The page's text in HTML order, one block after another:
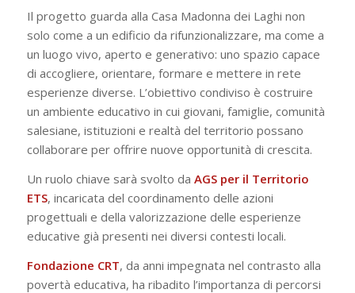
Il progetto guarda alla Casa Madonna dei Laghi non
solo come a un edificio da rifunzionalizzare, ma come a
un luogo vivo, aperto e generativo: uno spazio capace
di accogliere, orientare, formare e mettere in rete
esperienze diverse. L’obiettivo condiviso è costruire
un ambiente educativo in cui giovani, famiglie, comunità
salesiane, istituzioni e realtà del territorio possano
collaborare per offrire nuove opportunità di crescita.
Un ruolo chiave sarà svolto da AGS per il Territorio
ETS, incaricata del coordinamento delle azioni
progettuali e della valorizzazione delle esperienze
educative già presenti nei diversi contesti locali.
Fondazione CRT, da anni impegnata nel contrasto alla
povertà educativa, ha ribadito l’importanza di percorsi